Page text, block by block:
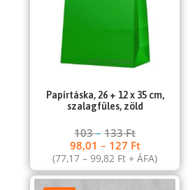
Papírtáska, 26 + 12 x 35 cm,
szalagfüles, zöld
103–133Ft
98,01 – 127 Ft
(77,17–99,82 Ft + ÁFA)